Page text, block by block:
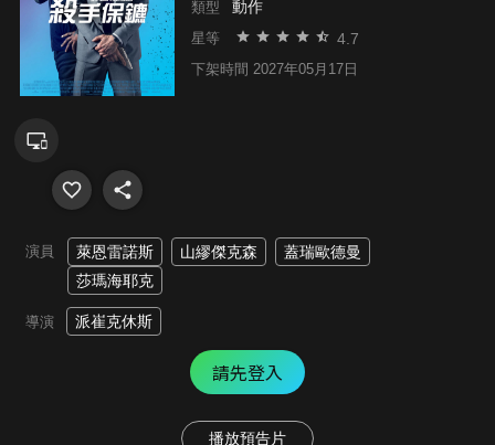
類型 動作
星等 4.7
下架時間 2027年05月17日
演員 萊恩雷諾斯 山繆傑克森
蓋瑞歐德曼
莎瑪海耶克
導演 派崔克休斯
請先登入
播放預告片